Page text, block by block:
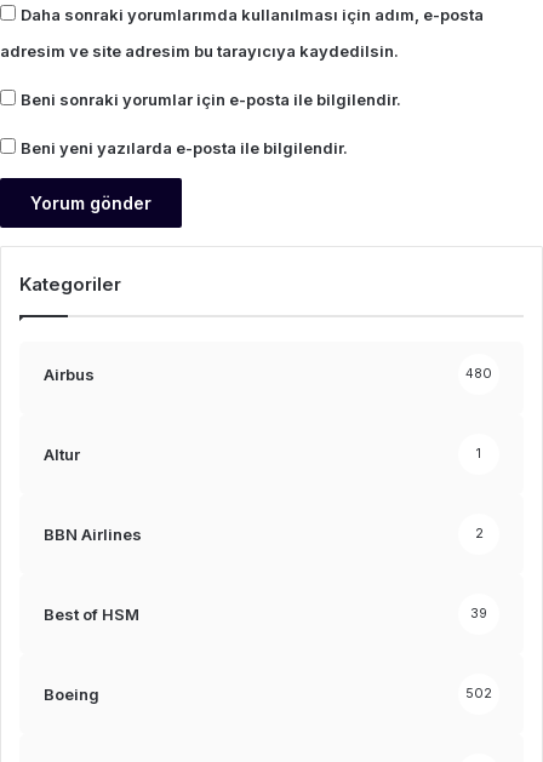
Daha sonraki yorumlarımda kullanılması için adım, e-posta
adresim ve site adresim bu tarayıcıya kaydedilsin.
Beni sonraki yorumlar için e-posta ile bilgilendir.
Beni yeni yazılarda e-posta ile bilgilendir.
Kategoriler
Airbus 480
Altur 1
BBN Airlines 2
Best of HSM 39
Boeing 502